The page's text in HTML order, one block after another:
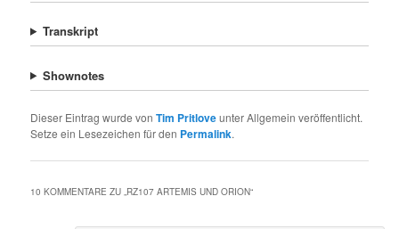
Transkript
Shownotes
Dieser Eintrag wurde vonTim Pritloveunter Allgemein veröffentlicht.
Setze ein Lesezeichen für den Permalink.
10 KOMMENTARE ZU „RZ107 ARTEMIS UND ORION“